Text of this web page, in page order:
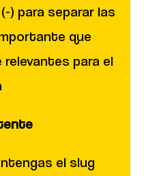
) para separar las
que
relevantes para el
el slug